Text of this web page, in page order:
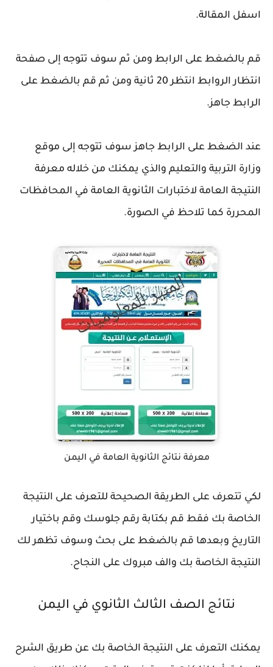
اسفل المقالة.
قم بالضغط على الرابط ومن ثم سوف تتوجه إلى صفحة
انتظار الروابط انتظر 20 ثانية ومن ثم قم بالضغط على
الرابط جاهز.
عند الضغط على الرابط جاهز سوف تتوجه إلى موقع
وزارة التربية والتعليم والذي يمكنك من خلاله معرفة
النتيجة العامة لاختبارات الثانوية العامة في المحافظات
المحررة كما تلاحظ في الصورة.
معرفة نتائج الثانوية العامة في اليمن
لكي تتعرف على الطريقة الصحيحة للتعرف على النتيجة
الخاصة بك فقط قم بكتابة رقم جلوسك وقم باختيار
التاريخ وبعدها قم بالضغط على بحث وسوف تظهر لك
النتيجة الخاصة بك والف مبروك على النجاح.
نتائج الصف الثالث الثانوي في اليمن
يمكنك التعرف على النتيجة الخاصة بك عن طريق الشرح